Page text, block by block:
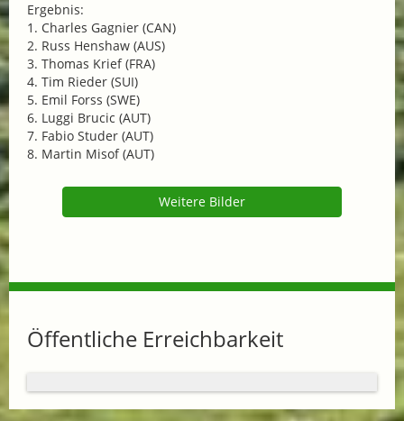
Ergebnis:
1. Charles Gagnier (CAN)
2. Russ Henshaw (AUS)
3. Thomas Krief (FRA)
4. Tim Rieder (SUI)
5. Emil Forss (SWE)
6. Luggi Brucic (AUT)
7. Fabio Studer (AUT)
8. Martin Misof (AUT)
Weitere Bilder
Öffentliche Erreichbarkeit